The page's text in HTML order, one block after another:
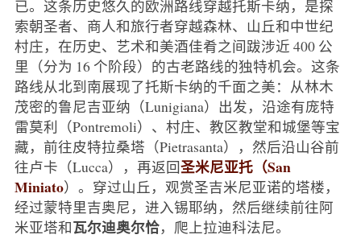
已。这条历史悠久的欧洲路线穿越托斯卡纳，是探
索朝圣者、商人和旅行者穿越森林、山丘和中世纪
村庄，在历史、艺术和美酒佳肴之间跋涉近 400 公
里（分为 16 个阶段）的古老路线的独特机会。这条
路线从北到南展现了托斯卡纳的千面之美：从林木
茂密的鲁尼吉亚纳（Lunigiana）出发，沿途有庞特
雷莫利（Pontremoli）、村庄、教区教堂和城堡等宝
藏，前往皮特拉桑塔（Pietrasanta），然后沿山谷前
往卢卡（Lucca），再返回圣米尼亚托（San
Miniato）。穿过山丘，观赏圣吉米尼亚诺的塔楼，
经过蒙特里吉奥尼，进入锡耶纳，然后继续前往阿
米亚塔和瓦尔迪奥尔恰，爬上拉迪科法尼。